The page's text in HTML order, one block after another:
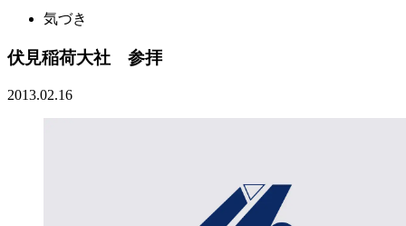
気づき
伏見稲荷大社 参拝
2013.02.16